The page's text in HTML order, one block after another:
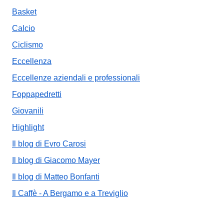
Basket
Calcio
Ciclismo
Eccellenza
Eccellenze aziendali e professionali
Foppapedretti
Giovanili
Highlight
Il blog di Evro Carosi
Il blog di Giacomo Mayer
Il blog di Matteo Bonfanti
Il Caffè - A Bergamo e a Treviglio